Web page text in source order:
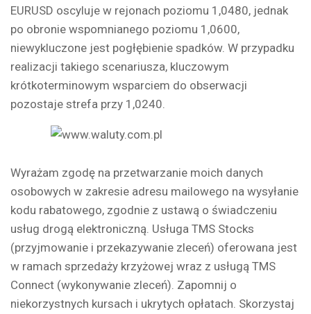
EURUSD oscyluje w rejonach poziomu 1,0480, jednak
po obronie wspomnianego poziomu 1,0600,
niewykluczone jest pogłębienie spadków. W przypadku
realizacji takiego scenariusza, kluczowym
krótkoterminowym wsparciem do obserwacji
pozostaje strefa przy 1,0240.
Wyrażam zgodę na przetwarzanie moich danych
osobowych w zakresie adresu mailowego na wysyłanie
kodu rabatowego, zgodnie z ustawą o świadczeniu
usług drogą elektroniczną. Usługa TMS Stocks
(przyjmowanie i przekazywanie zleceń) oferowana jest
w ramach sprzedaży krzyżowej wraz z usługą TMS
Connect (wykonywanie zleceń). Zapomnij o
niekorzystnych kursach i ukrytych opłatach. Skorzystaj